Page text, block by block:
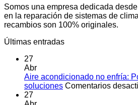
Somos una empresa dedicada
en la reparación de sistemas de
recambios son 100% originales.
Últimas entradas
27
Abr
Aire acondicionado no enfría:
soluciones Comentarios
27